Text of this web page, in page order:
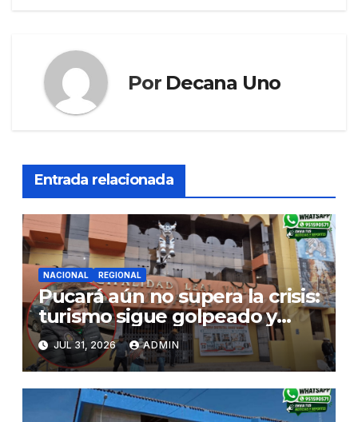
Por Decana Uno
Entrada relacionada
NACIONAL REGIONAL
Pucará aún no supera la crisis:
turismo sigue golpeado y
alcaldesa exige al nuevo
Gobierno fondos para obras
paralizadas
JUL 31, 2026 ADMIN